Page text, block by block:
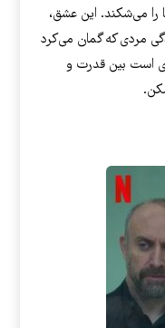
می‌شکند. این عشق،
مردی که گمان می‌کرد
است بین قدرت و